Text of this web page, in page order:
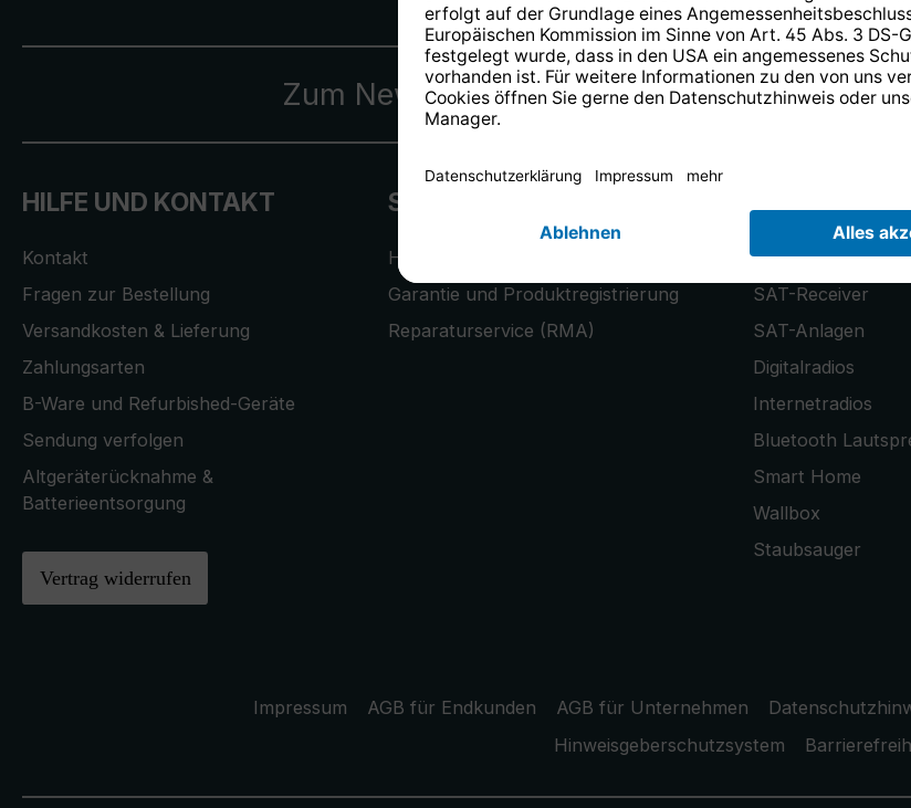
Zum Newsletter anmelden und10,-€
HILFE UND KONTAKT
Kontakt
Fragen zur Bestellung
Versandkosten & Lieferung
Zahlungsarten
B-Ware und Refurbished-Geräte
Sendung verfolgen
Altgeräterücknahme &
Batterieentsorgung
Vertrag widerrufen
SERVICE
Händler-Suche
Garantie und Produktregistrierung
Reparaturservice (RMA)
Smart TV
SAT-Receiver
SAT-Anlagen
Digitalradios
Internetradios
Bluetooth
Smart Home
Wallbox
Staubsauger
Impressum AGB für Endkunden AGB für Unternehmen
Hinweisgeberschutzsystem